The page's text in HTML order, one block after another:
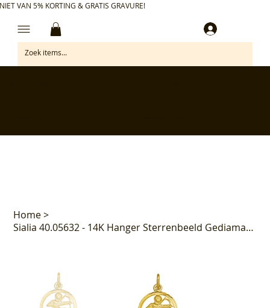
VAN 5% KORTING & GRATIS GRAVURE!
Home>
Sialia 40.05632 - 14K Hanger Sterrenbeeld Gediamanteerd